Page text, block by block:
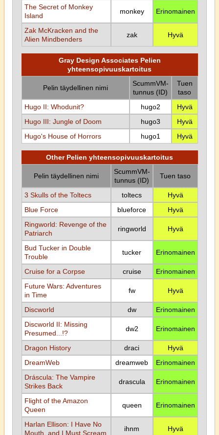
The Secret of Monkey
Island
monkey Erinomainen
Zak McKracken and the
Alien Mindbenders
zak Hyvä
Gray Design Associates Pelien
yhteensopivuuskartoitus
Pelin täydellinen nimi
ScummVM-
tunnus (ID)
Tuen
taso
Hugo II: Whodunit?
hugo2
Hyvä
Hugo III: Jungle of Doom
hugo3
Hyvä
Hugo's House of Horrors
hugo1 Hyvä
Other Pelien yhteensopivuuskartoitus
Pelin täydellinen nimi
ScummVM-
tunnus (ID)
Tuen taso
3 Skulls of the Toltecs toltecs
Hyvä
Blue Force
blueforce
Hyvä
Ringworld: Revenge of the
Patriarch
ringworld Hyvä
Bud Tucker in Double
Trouble
tucker Erinomainen
Cruise for a Corpse cruise
Erinomainen
Future Wars: Adventures
in Time
fw Hyvä
Discworld dw
Erinomainen
Discworld II: Missing
Presumed...!?
dw2 Erinomainen
Dragon History draci
Hyvä
DreamWeb
dreamweb
Erinomainen
Dráscula: The Vampire
Strikes Back
drascula Erinomainen
Flight of the Amazon
Queen
queen Erinomainen
Harlan Ellison: I Have No
Mouth, and I Must Scream
ihnm Hyvä